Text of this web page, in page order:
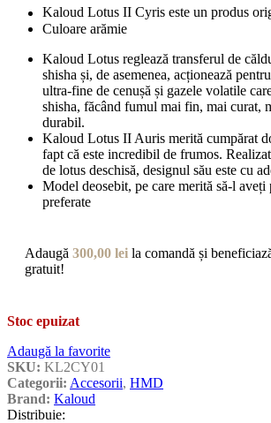
Kaloud Lotus II Cyris este un produs
Culoare arămie
Kaloud Lotus reglează transferul de
shisha și, de asemenea, acționează
ultra-fine de cenușă și gazele volatile
shisha, făcând fumul mai fin, mai curat,
durabil.
Kaloud Lotus II Auris merită cumpărat
fapt că este incredibil de frumos.
de lotus deschisă, designul său este cu
Model deosebit, pe care merită să-l aveți
preferate
Adaugă 300,00 lei la comandă și
gratuit!
Stoc epuizat
Adaugă la favorite
SKU: KL2CY01
Categorii: Accesorii, HMD
Brand: Kaloud
Distribuie: